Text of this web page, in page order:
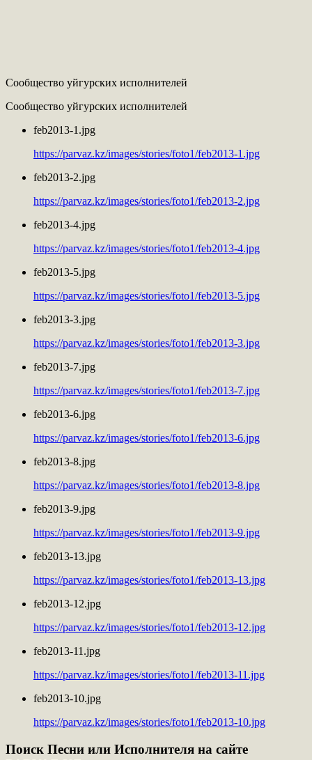
Сообщество уйгурских исполнителей
Сообщество уйгурских исполнителей
feb2013-1.jpg
https://parvaz.kz/images/stories/foto1/feb2013-1.jpg
feb2013-2.jpg
https://parvaz.kz/images/stories/foto1/feb2013-2.jpg
feb2013-4.jpg
https://parvaz.kz/images/stories/foto1/feb2013-4.jpg
feb2013-5.jpg
https://parvaz.kz/images/stories/foto1/feb2013-5.jpg
feb2013-3.jpg
https://parvaz.kz/images/stories/foto1/feb2013-3.jpg
feb2013-7.jpg
https://parvaz.kz/images/stories/foto1/feb2013-7.jpg
feb2013-6.jpg
https://parvaz.kz/images/stories/foto1/feb2013-6.jpg
feb2013-8.jpg
https://parvaz.kz/images/stories/foto1/feb2013-8.jpg
feb2013-9.jpg
https://parvaz.kz/images/stories/foto1/feb2013-9.jpg
feb2013-13.jpg
https://parvaz.kz/images/stories/foto1/feb2013-13.jpg
feb2013-12.jpg
https://parvaz.kz/images/stories/foto1/feb2013-12.jpg
feb2013-11.jpg
https://parvaz.kz/images/stories/foto1/feb2013-11.jpg
feb2013-10.jpg
https://parvaz.kz/images/stories/foto1/feb2013-10.jpg
Поиск Песни или Исполнителя на сайте